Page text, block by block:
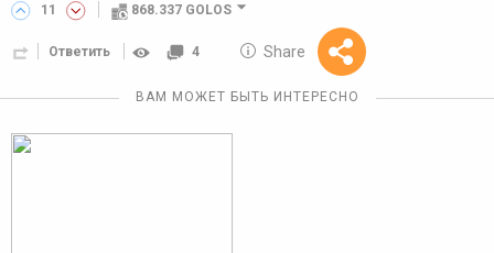
11 868.337 GOLOS
Ответить 4 Share
Reward
10 GOLOS
ВАМ МОЖЕТ БЫТЬ ИНТЕРЕСНО